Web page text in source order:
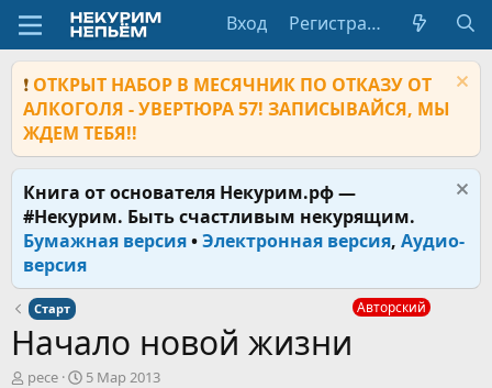
Вход Регистрация
❗ ОТКРЫТ НАБОР В МЕСЯЧНИК ПО ОТКАЗУ ОТ
АЛКОГОЛЯ - УВЕРТЮРА 57! ЗАПИСЫВАЙСЯ, МЫ
ЖДЕМ ТЕБЯ!!
Книга от основателя Некурим.рф —
#Некурим. Быть счастливым некурящим.
Бумажная версия•Электронная версия, Аудио-
версия
Старт Авторский
Начало новой жизни
А
pece
Д
5 Мар 2013